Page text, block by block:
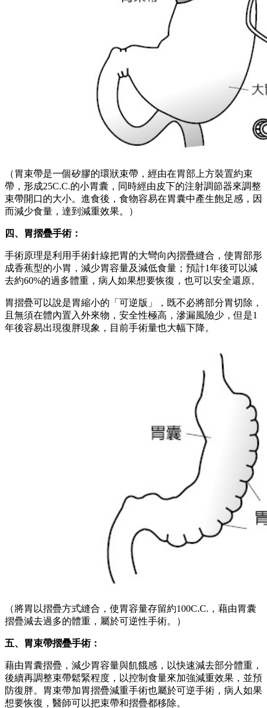
年後容易出現復胖現象，目前手術量也大幅下降。
（將胃以摺疊方式縫合，使胃容量存留約100C.C.，藉由胃囊
摺疊減去過多的體重，屬於可逆性手術。）
五、胃束帶摺疊手術：
後續再調整束帶鬆緊程度，以控制食量來加強減重效果，並預
防復胖。胃束帶加胃摺疊減重手術也屬於可逆手術，病人如果
相較於胃束帶，這項手術不必那麼頻繁回診，對病人來說，比
較方便，而且術後照護簡單，不必終生服用維生素。
我的病人中，接受胃束帶摺疊手術成功減重的個案已達250人
次，通常兩年就可以減去75%的過多體重，而且不易復胖，效